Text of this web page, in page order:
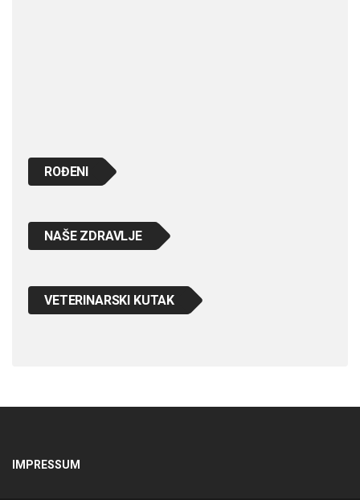
ROĐENI
NAŠE ZDRAVLJE
VETERINARSKI KUTAK
IMPRESSUM